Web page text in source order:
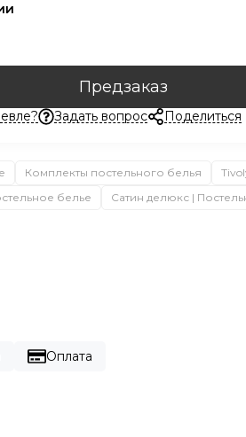
Предзаказ
Задать вопрос Поделиться
Комплекты постельного белья
белье
Сатин делюкс |
Оплата